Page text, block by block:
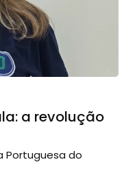
a revolução
Portuguesa do